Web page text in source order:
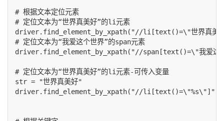
# 根据文本定位元素
# 定位文本为“世界真美好”的li元素
driver.find_element_by_xpath("//li[text()=\"世界真
# 定位文本为“我爱这个世界”的span元素
driver.find_element_by_xpath("//span[text()=\"我爱这
# 定位文本为“世界真美好”的li元素-可传入变量
str = "世界真美好"
driver.find_element_by_xpath("//li[text()=\"%s\"]"